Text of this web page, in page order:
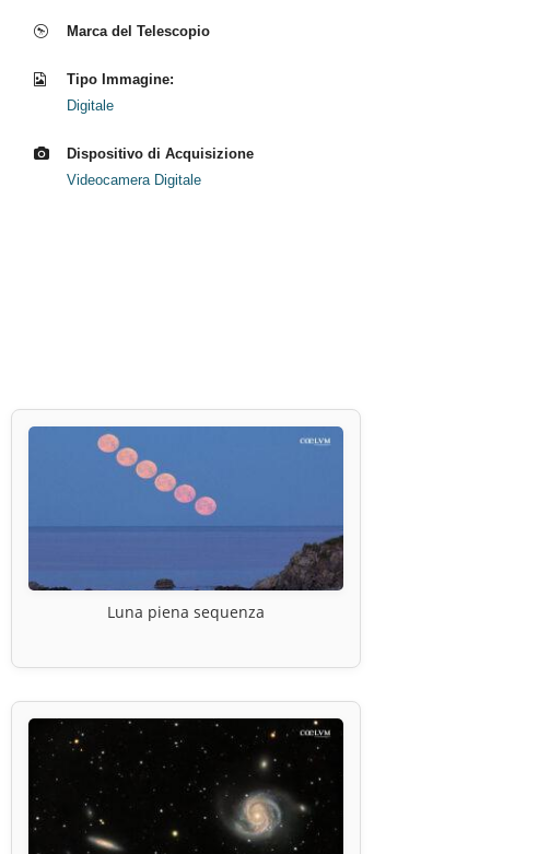
Marca del Telescopio
Tipo Immagine:
Digitale
Dispositivo di Acquisizione
Videocamera Digitale
Luna piena sequenza